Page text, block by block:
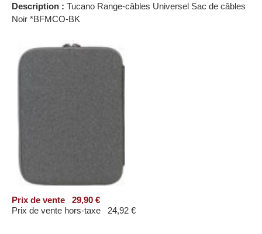
Description : Tucano Range-câbles Universel Sac de câbles
Noir *BFMCO-BK
Prix ​​de vente
29,90 €
Prix de vente hors-taxe
24,92 €